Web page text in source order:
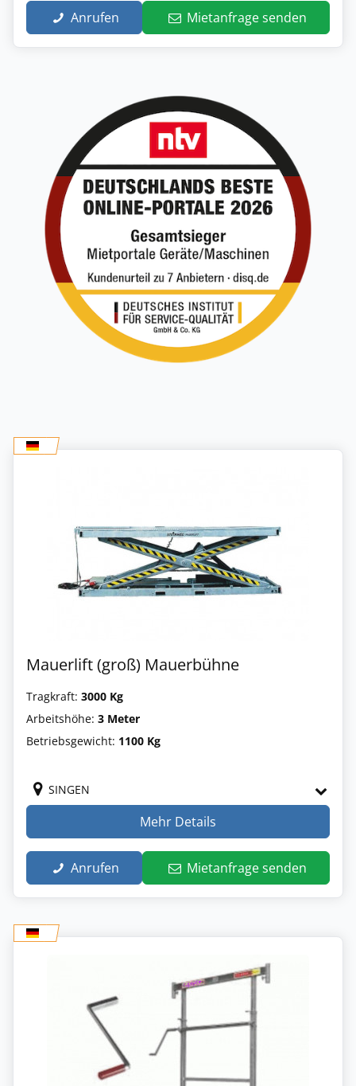
Anrufen Mietanfrage senden
Mauerlift (groß) Mauerbühne
Tragkraft: 3000 Kg
Arbeitshöhe: 3 Meter
Betriebsgewicht: 1100 Kg
SINGEN
Mehr Details
Anrufen Mietanfrage senden